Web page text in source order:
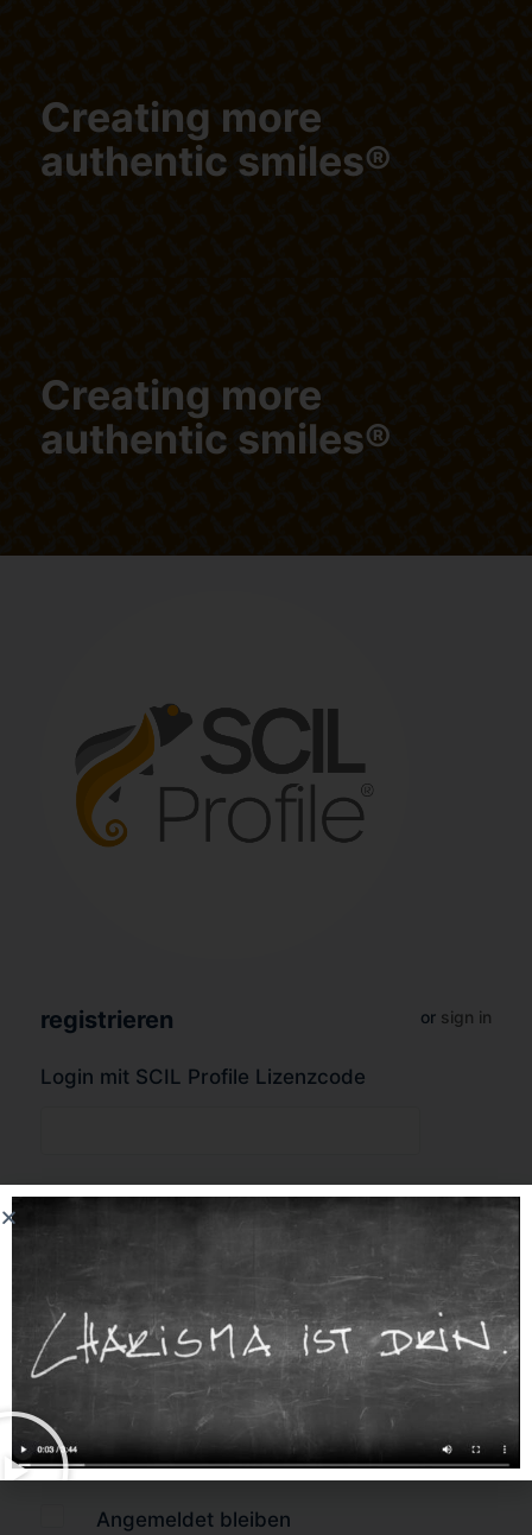
Creating more
authentic smiles®
Creating more
authentic smiles®
registrieren or sign in
Login mit SCIL Profile Lizenzcode
Forgot Password?
Angemeldet bleiben